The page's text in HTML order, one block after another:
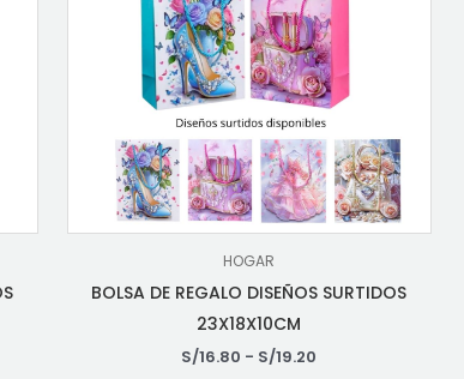
HOGAR
BOLSA DE REGALO DISEÑOS SURTIDOS
23X18X10CM
S/16.80 - S/19.20